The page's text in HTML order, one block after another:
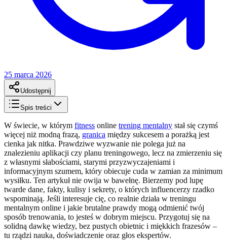
25 marca 2026
Udostępnij
Spis treści
W świecie, w którym fitness online trening mentalny stał się czymś
więcej niż modną frazą, granica między sukcesem a porażką jest
cienka jak nitka. Prawdziwe wyzwanie nie polega już na
znalezieniu aplikacji czy planu treningowego, lecz na zmierzeniu się
z własnymi słabościami, starymi przyzwyczajeniami i
informacyjnym szumem, który obiecuje cuda w zamian za minimum
wysiłku. Ten artykuł nie owija w bawełnę. Bierzemy pod lupę
twarde dane, fakty, kulisy i sekrety, o których influencerzy rzadko
wspominają. Jeśli interesuje cię, co realnie działa w treningu
mentalnym online i jakie brutalne prawdy mogą odmienić twój
sposób trenowania, to jesteś w dobrym miejscu. Przygotuj się na
solidną dawkę wiedzy, bez pustych obietnic i miękkich frazesów –
tu rządzi nauka, doświadczenie oraz głos ekspertów.